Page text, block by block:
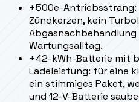
+500e-Antriebsstrang:
Zündkerzen, kein
Abgasnachbehandlung
Wartungsalltag.
+42-kWh-Batterie mit
Ladeleistung: für eine
ein stimmiges Paket,
und 12-V-Batterie